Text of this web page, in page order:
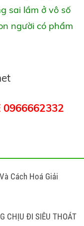
sai lầm ở vô số
người có phẩm
0966662332
Cách Hoá Giải
CHỊU ĐI SIÊU THOÁT